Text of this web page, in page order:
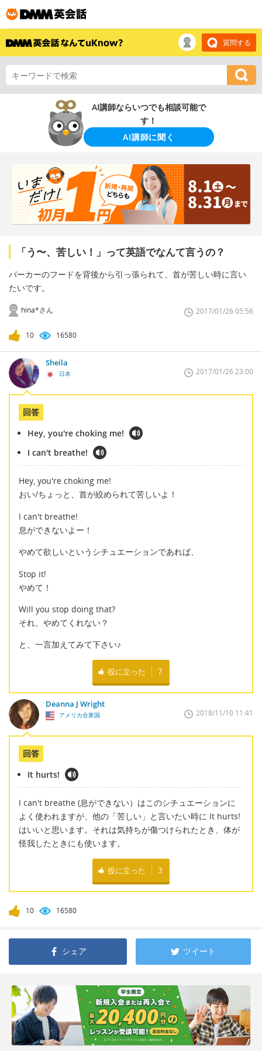
質問する
AI講師ならいつでも相談可能で
す！
AI講師に聞く
「う〜、苦しい！」って英語でなんて言うの？
パーカーのフードを背後から引っ張られて、首が苦しい時に言い
たいです。
hina*さん 2017/01/26 05:56
10 16580
Sheila
日本 2017/01/26 23:00
回答
Hey, you're choking me!
I can't breathe!
Hey, you're choking me!
おい/ちょっと、首が絞められて苦しいよ！
I can't breathe!
息ができないよー！
やめて欲しいというシチュエーションであれば、
Stop it!
やめて！
Will you stop doing that?
それ、やめてくれない？
と、一言加えてみて下さい♪
役に立った 7
Deanna J Wright
アメリカ合衆国 2018/11/10 11:41
回答
It hurts!
I can't breathe (息ができない）はこのシチュエーションに
よく使われますが、他の「苦しい」と言いたい時に It hurts!
はいいと思います。それは気持ちが傷つけられたとき、体が
怪我したときにも使います。
役に立った 3
10 16580
シェア ツイート